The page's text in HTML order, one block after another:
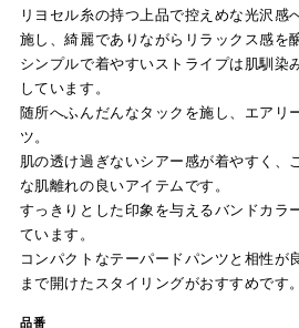
リヨセル糸の持つ上品で控えめな光沢感
施し、綺麗でありながらリラックス感を
シンプルで着やすいストライプは肌馴染
しています。
随所へふんだんなタックを施し、エアリ
ツ。
肌の透け過ぎないシアー感が着やすく、
な肌離れの良いアイテムです。
すっきりとした印象を与えるバンドカラ
ています。
コンパクトなテーパードパンツと相性が
まで開けたスタイリングがおすすめです。
品番